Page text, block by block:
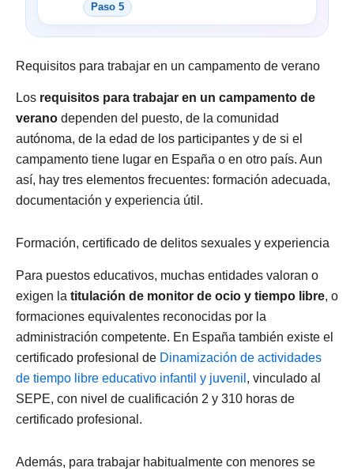
Paso 5
Requisitos para trabajar en un campamento de verano
Los requisitos para trabajar en un campamento de
verano dependen del puesto, de la comunidad
autónoma, de la edad de los participantes y de si el
campamento tiene lugar en España o en otro país. Aun
así, hay tres elementos frecuentes: formación adecuada,
documentación y experiencia útil.
Formación, certificado de delitos sexuales y experiencia
Para puestos educativos, muchas entidades valoran o
exigen la titulación de monitor de ocio y tiempo libre, o
formaciones equivalentes reconocidas por la
administración competente. En España también existe el
certificado profesional de Dinamización de actividades
de tiempo libre educativo infantil y juvenil , vinculado al
SEPE, con nivel de cualificación 2 y 310 horas de
certificado profesional.
Además, para trabajar habitualmente con menores se